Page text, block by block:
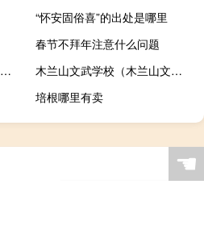
“怀安固俗喜”的出处是哪里
春节不拜年注意什么问题
国家外汇局：汇率折算和资产价格变化等因素综合作用8月外汇储备规模下降
木兰山文武学校（木兰山文武学校）
培根哪里有卖
☚